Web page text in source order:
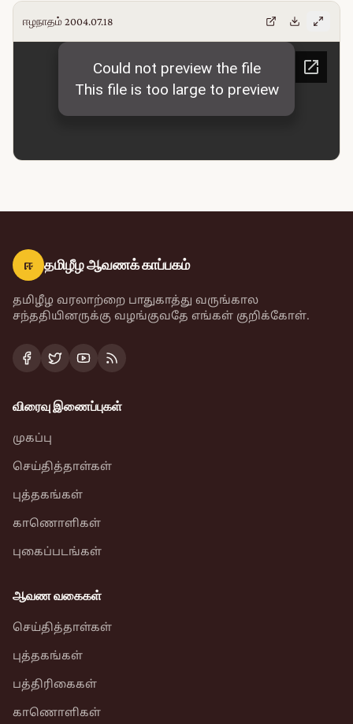
ஈழநாதம் 2004.07.18
ஈ தமிழீழ ஆவணக் காப்பகம்
தமிழீழ வரலாற்றை பாதுகாத்து வருங்கால
சந்ததியினருக்கு வழங்குவதே எங்கள் குறிக்கோள்.
விரைவு இணைப்புகள்
முகப்பு
செய்தித்தாள்கள்
புத்தகங்கள்
காணொளிகள்
புகைப்படங்கள்
ஆவண வகைகள்
செய்தித்தாள்கள்
புத்தகங்கள்
பத்திரிகைகள்
காணொளிகள்